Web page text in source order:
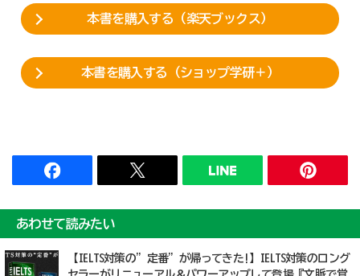
本書を購入する（楽天ブックス）
本書を購入する（ショップ学研＋）
あわせて読みたい
【IELTS対策の”定番”が帰ってきた!】IELTS対策のロング